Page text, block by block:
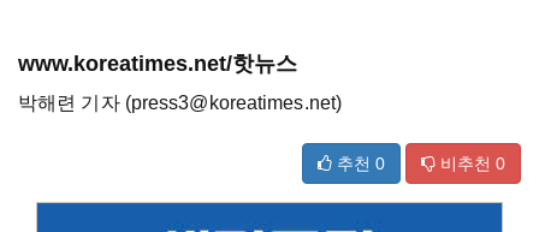
www.koreatimes.net/핫뉴스
박해련 기자 (press3@koreatimes.net)
추천 0 비추천 0